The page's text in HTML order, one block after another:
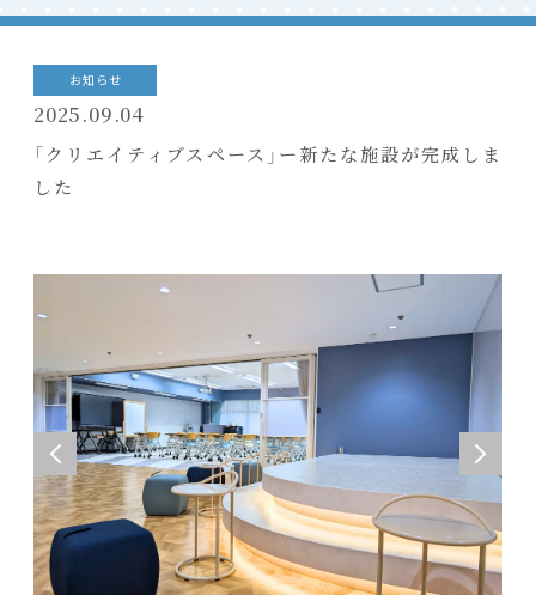
お知らせ
2025.09.04
「クリエイティブスペース」ー新たな施設が完成しま
した